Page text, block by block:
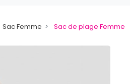
Sac Femme Sac de plage Femme